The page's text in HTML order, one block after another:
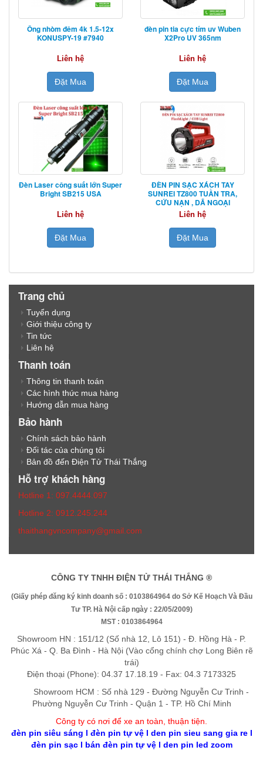
Ống nhòm đêm 4k 1.5-12x
KONUSPY-19 #7940
Liên hệ
Đặt Mua
đèn pin tia cực tím uv Wuben
X2Pro UV 365nm
Liên hệ
Đặt Mua
Đèn Laser công suất lớn Super
Bright SB215 USA
Liên hệ
Đặt Mua
ĐÈN PIN SẠC XÁCH TAY
SUNREI TZ800 TUẦN TRA,
CỨU NẠN , DÃ NGOẠI
Liên hệ
Đặt Mua
Trang chủ
Tuyển dụng
Giới thiệu công ty
Tin tức
Liên hệ
Thanh toán
Thông tin thanh toán
Các hình thức mua hàng
Hướng dẫn mua hàng
Bảo hành
Chính sách bảo hành
Đối tác của chúng tôi
Bản đồ đến Điện Tử Thái Thắng
Hỗ trợ khách hàng
Hotline 1: 097.4444.097
Hotline 2: 0912.245.244
thaithangvncompany@gmail.com
CÔNG TY TNHH ĐIỆN TỬ THÁI THẮNG ®
(Giấy phép đăng ký kinh doanh số : 0103864964 do Sở Kế Hoạch Và Đầu
Tư TP. Hà Nội cấp ngày : 22/05/2009)
MST : 0103864964
Showroom HN : 151/12 (Số nhà 12, Lô 151) - Đ. Hồng Hà - P.
Phúc Xá - Q. Ba Đình - Hà Nội (Vào cổng chính chợ Long Biên rẽ
trái)
Điện thoại (Phone): 04.37 17.18.19 - Fax: 04.3 7173325
Showroom HCM : Số nhà 129 - Đường Nguyễn Cư Trinh -
Phường Nguyễn Cư Trinh - Quận 1 - TP. Hồ Chí Minh
Công ty có nơi để xe an toàn, thuận tiện
đèn pin siêu sáng l đèn pin tự vệl den pin sieu sang gia rel
đèn pin sạcl bán đèn pin tự vệl den pin led zoom